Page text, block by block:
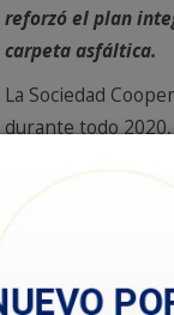
reforzó el plan
carpeta asfáltica.
La Sociedad
durante todo
son 37 los barrios
de la calles
baches
Cantos